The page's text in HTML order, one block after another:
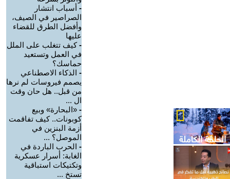
- أسباب انتشار
الصراصير في الصيف،
وأفضل الطرق للقضاء
عليها
-كيف تتغلب على الملل
في العمل وتستعيد
حماسك؟
- الذكاء الاصطناعي
يصمم فيروسات لم نرها
من قبل.. هل حان وقت
ال ...
- «البحارة» وبيع
كوبونات.. كيف تفاقمت
أزمة البنزين في
الموصل؟ ...
- الحرب الباردة في
الغابة: أسرار عسكرية
وتكتيكات استباقية
تستخ ...